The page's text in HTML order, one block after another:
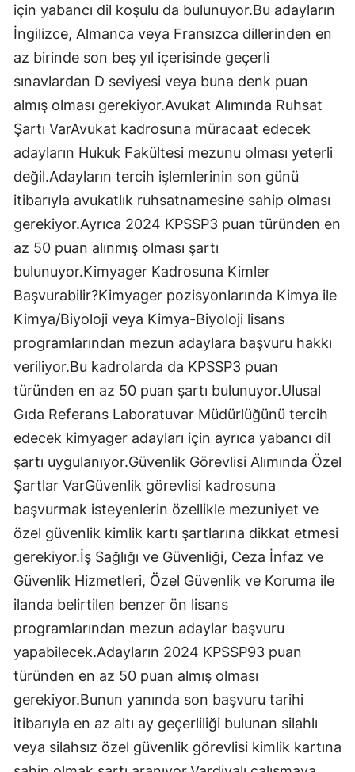
için yabancı dil koşulu da bulunuyor.Bu adayların
İngilizce, Almanca veya Fransızca dillerinden en
az birinde son beş yıl içerisinde geçerli
sınavlardan D seviyesi veya buna denk puan
almış olması gerekiyor.Avukat Alımında Ruhsat
Şartı VarAvukat kadrosuna müracaat edecek
adayların Hukuk Fakültesi mezunu olması yeterli
değil.Adayların tercih işlemlerinin son günü
itibarıyla avukatlık ruhsatnamesine sahip olması
gerekiyor.Ayrıca 2024 KPSSP3 puan türünden en
az 50 puan alınmış olması şartı
bulunuyor.Kimyager Kadrosuna Kimler
Başvurabilir?Kimyager pozisyonlarında Kimya ile
Kimya/Biyoloji veya Kimya-Biyoloji lisans
programlarından mezun adaylara başvuru hakkı
veriliyor.Bu kadrolarda da KPSSP3 puan
türünden en az 50 puan şartı bulunuyor.Ulusal
Gıda Referans Laboratuvar Müdürlüğünü tercih
edecek kimyager adayları için ayrıca yabancı dil
şartı uygulanıyor.Güvenlik Görevlisi Alımında Özel
Şartlar VarGüvenlik görevlisi kadrosuna
başvurmak isteyenlerin özellikle mezuniyet ve
özel güvenlik kimlik kartı şartlarına dikkat etmesi
gerekiyor.İş Sağlığı ve Güvenliği, Ceza İnfaz ve
Güvenlik Hizmetleri, Özel Güvenlik ve Koruma ile
ilanda belirtilen benzer ön lisans
programlarından mezun adaylar başvuru
yapabilecek.Adayların 2024 KPSSP93 puan
türünden en az 50 puan almış olması
gerekiyor.Bunun yanında son başvuru tarihi
itibarıyla en az altı ay geçerliliği bulunan silahlı
veya silahsız özel güvenlik görevlisi kimlik kartına